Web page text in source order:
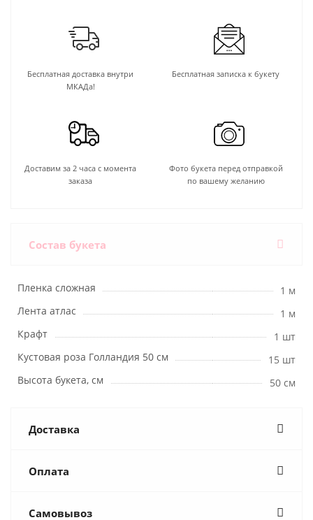
Бесплатная доставка внутри
МКАДа!
Бесплатная записка к букету
Доставим за 2 часа с момента
заказа
Фото букета перед отправкой
по вашему желанию
Состав букета
Пленка сложная
1 м
Лента атлас
1 м
Крафт
1 шт
Кустовая роза Голландия 50 см
15 шт
Высота букета, см
50 см
Доставка
Оплата
Самовывоз